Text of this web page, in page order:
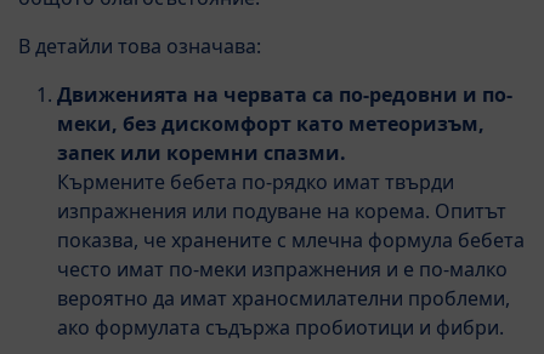
В детайли това означава:
Движенията на червата са по-редовни и по-
меки, без дискомфорт като метеоризъм,
запек или коремни спазми.
Кърмените бебета по-рядко имат твърди
изпражнения или подуване на корема. Опитът
показва, че хранените с млечна формула бебета
често имат по-меки изпражнения и е по-малко
вероятно да имат храносмилателни проблеми,
ако формулата съдържа пробиотици и фибри.